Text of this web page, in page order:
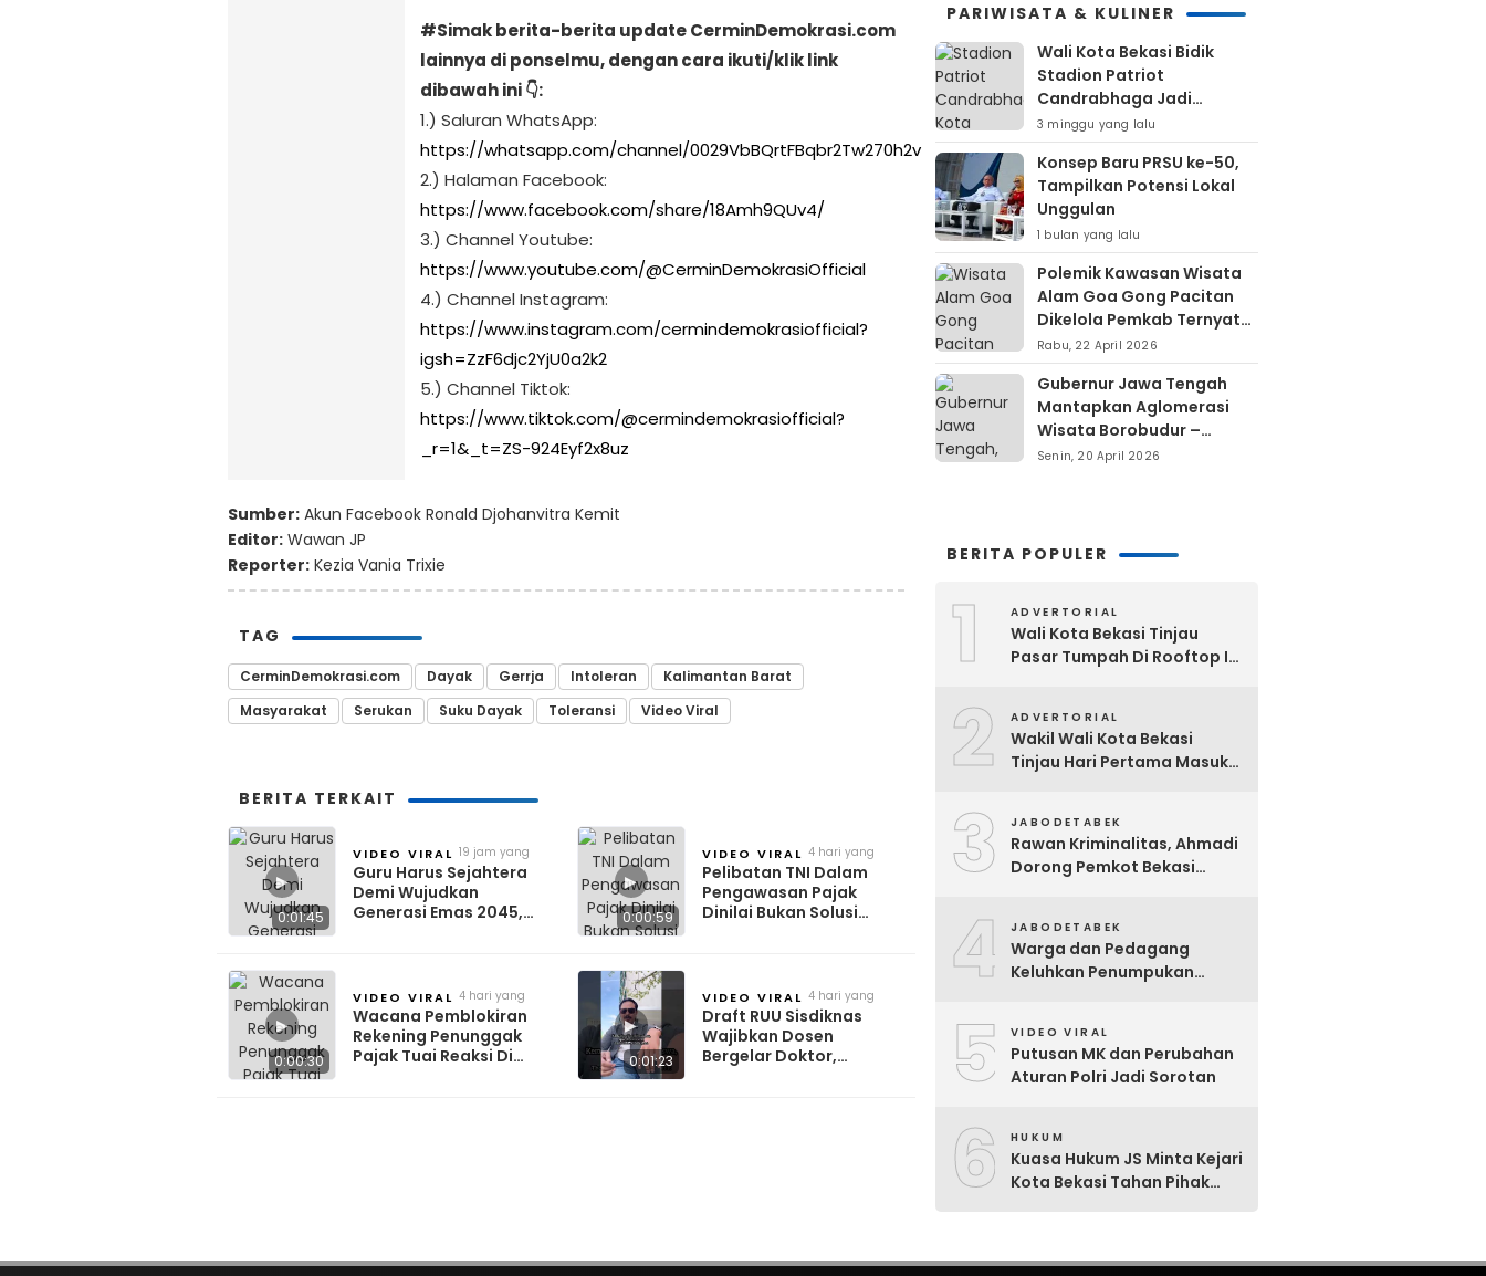
#Simak berita-berita update CerminDemokrasi.com
lainnya di ponselmu, dengan cara ikuti/klik link
dibawah ini 👇:
1.) Saluran WhatsApp:
https://whatsapp.com/channel/0029VbBQrtFBqbr2Tw270h2v
2.) Halaman Facebook:
https://www.facebook.com/share/18Amh9QUv4/
3.) Channel Youtube:
https://www.youtube.com/@CerminDemokrasiOfficial
4.) Channel Instagram:
https://www.instagram.com/cermindemokrasiofficial?
igsh=ZzF6djc2YjU0a2k2
5.) Channel Tiktok:
https://www.tiktok.com/@cermindemokrasiofficial?
_r=1&_t=ZS-924Eyf2x8uz
Sumber: Akun Facebook Ronald Djohanvitra Kemit
Editor: Wawan JP
Reporter: Kezia Vania Trixie
TAG
CerminDemokrasi.com Dayak Gerrja Intoleran
Kalimantan Barat
Masyarakat
Serukan Suku Dayak Toleransi Video Viral
BERITA TERKAIT
▶
0:01:45
VIDEO VIRAL 19 jam yang
lalu
Guru Harus Sejahtera
Demi Wujudkan
Generasi Emas 2045,
▶
0:00:59
VIDEO VIRAL 4 hari yang
lalu
Pelibatan TNI Dalam
Pengawasan Pajak
Dinilai Bukan Solusi
▶
0:00:30
VIDEO VIRAL 4 hari yang
lalu
Wacana Pemblokiran
Rekening Penunggak
Pajak Tuai Reaksi Di
▶
0:01:23
VIDEO VIRAL 4 hari yang
lalu
Draft RUU Sisdiknas
Wajibkan Dosen
Bergelar Doktor,
PARIWISATA & KULINER
Wali Kota Bekasi Bidik
Stadion Patriot
Candrabhaga Jadi
Kawasan Sport City Dan
Sport Tourism
3 minggu yang lalu
Konsep Baru PRSU ke-50,
Tampilkan Potensi Lokal
Unggulan
1 bulan yang lalu
Polemik Kawasan Wisata
Alam Goa Gong Pacitan
Dikelola Pemkab Ternyata
Berdiri Di Atas Lahan Milik
Warga
Rabu, 22 April 2026
Gubernur Jawa Tengah
Mantapkan Aglomerasi
Wisata Borobudur –
Kopeng – Rawa Pening
Senin, 20 April 2026
BERITA POPULER
1 ADVERTORIAL
Wali Kota Bekasi Tinjau
Pasar Tumpah Di Rooftop I
Disiapkan Bertahap
2 ADVERTORIAL
Wakil Wali Kota Bekasi
Tinjau Hari Pertama Masuk
Ajaran Baru 2026
3 JABODETABEK
Rawan Kriminalitas, Ahmadi
Dorong Pemkot Bekasi
4 JABODETABEK
Warga dan Pedagang
Keluhkan Penumpukan
5 VIDEO VIRAL
Putusan MK dan Perubahan
Aturan Polri Jadi Sorotan
6 HUKUM
Kuasa Hukum JS Minta Kejari
Kota Bekasi Tahan Pihak